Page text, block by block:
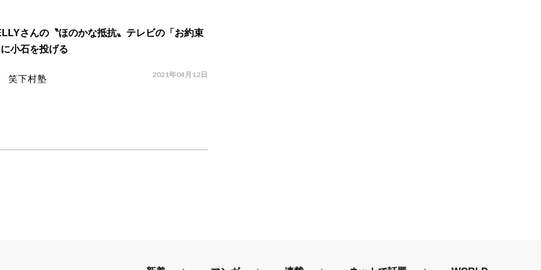
さんの〝ほのかな抵抗〟テレビの「お約束
小石を投げる
笑下村塾 2021年04月12日